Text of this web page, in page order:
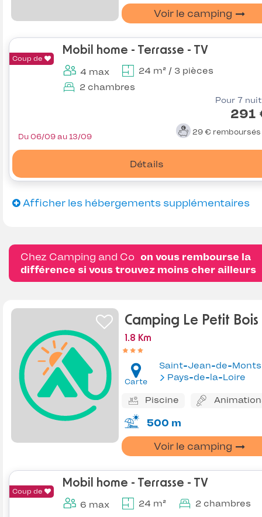
Voir le camping
Coup de
Mobil home - Terrasse - TV
4 max
24 m² / 3 pièces
2 chambres
Pour 7
291
29 € remboursés
Détails
Du 06/09 au 13/09
Afficher les hébergements supplémentaires
Chez Camping and Co on vous rembourse la
différence si vous trouvez moins cher ailleurs
Camping Le Petit Bois
1.8 Km
Carte
Saint-Jean-de-Monts
Pays-de-la-Loire
Piscine
500 m
Voir le camping
Coup de
Mobil home - Terrasse - TV
6 max 24 m² 2 chambres